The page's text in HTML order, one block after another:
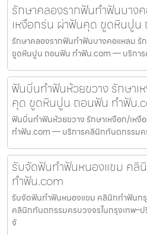
รักษาคลองรากฟันทำฟันบาง
เหงือกร่น ผ่าฟันคุด ขูดหินปู
รักษาคลองรากฟันทำฟันบางคอแหลม รั
ขูดหินปูน ถอนฟัน ทำฟัน.com — บริกา
ฟันบิ่นทำฟันห้วยขวาง รักษาเ
คุด ขูดหินปูน ถอนฟัน ทำฟัน
ฟันบิ่นทำฟันห้วยขวาง รักษาเหงือก/เห
ทำฟัน.com — บริการคลินิกทันตกรรมค
รับจัดฟันทำฟันหนองแขม คลิ
ทำฟัน.com
รับจัดฟันทำฟันหนองแขม คลินิกทำฟันก
คลินิกทันตกรรมครบวงจรในกรุงเทพ–
จั